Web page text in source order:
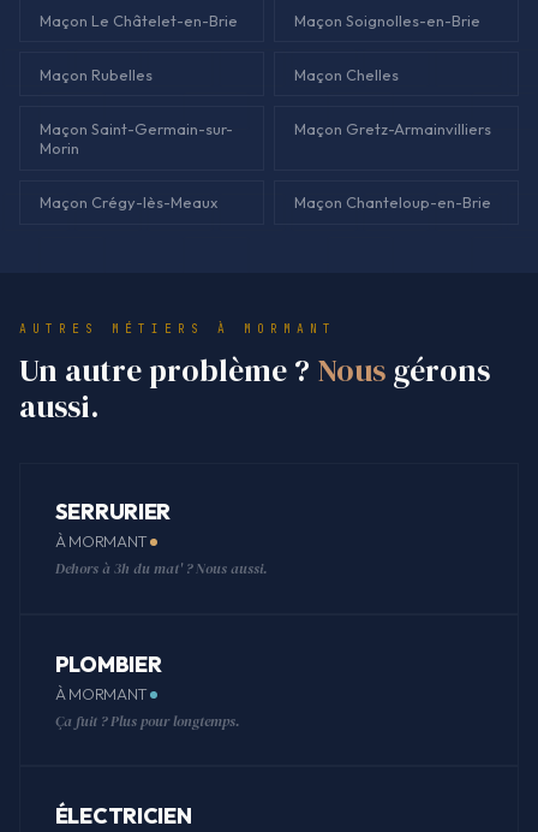
Maçon Le Châtelet-en-Brie Maçon Soignolles-en-Brie
Maçon Rubelles Maçon Chelles
Maçon Saint-Germain-sur-
Morin
Maçon Gretz-Armainvilliers
Maçon Crégy-lès-Meaux Maçon Chanteloup-en-Brie
AUTRES MÉTIERS À MORMANT
Un autre problème ? Nous gérons
aussi.
SERRURIER
À MORMANT
Dehors à 3h du mat' ? Nous aussi.
PLOMBIER
À MORMANT
Ça fuit ? Plus pour longtemps.
ÉLECTRICIEN